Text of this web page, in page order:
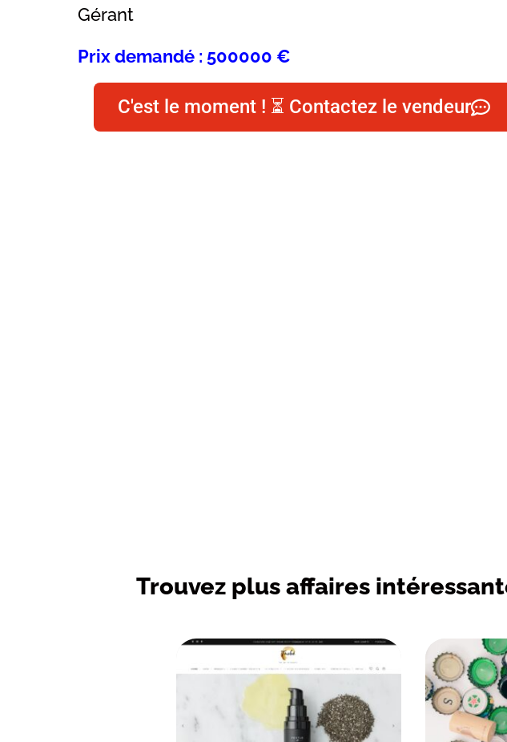
Gérant
Prix demandé : 500000 €
C'est le moment ! ⏳ Contactez le vendeur
Trouvez plus affaires